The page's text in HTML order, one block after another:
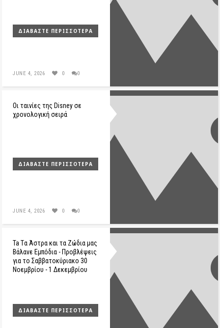
ΔΙΑΒΆΣΤΕ ΠΕΡΙΣΣΌΤΕΡΑ
JUNE 4, 2026 0 0
Οι ταινίες της Disney σε
χρονολογική σειρά
ΔΙΑΒΆΣΤΕ ΠΕΡΙΣΣΌΤΕΡΑ
JUNE 4, 2026 0 0
Ta Tα Άστρα και τα Ζώδια μας
Βάλανε Εμπόδια - Προβλέψεις
για το Σαββατοκύριακο 30
Νοεμβρίου - 1 Δεκεμβρίου
ΔΙΑΒΆΣΤΕ ΠΕΡΙΣΣΌΤΕΡΑ